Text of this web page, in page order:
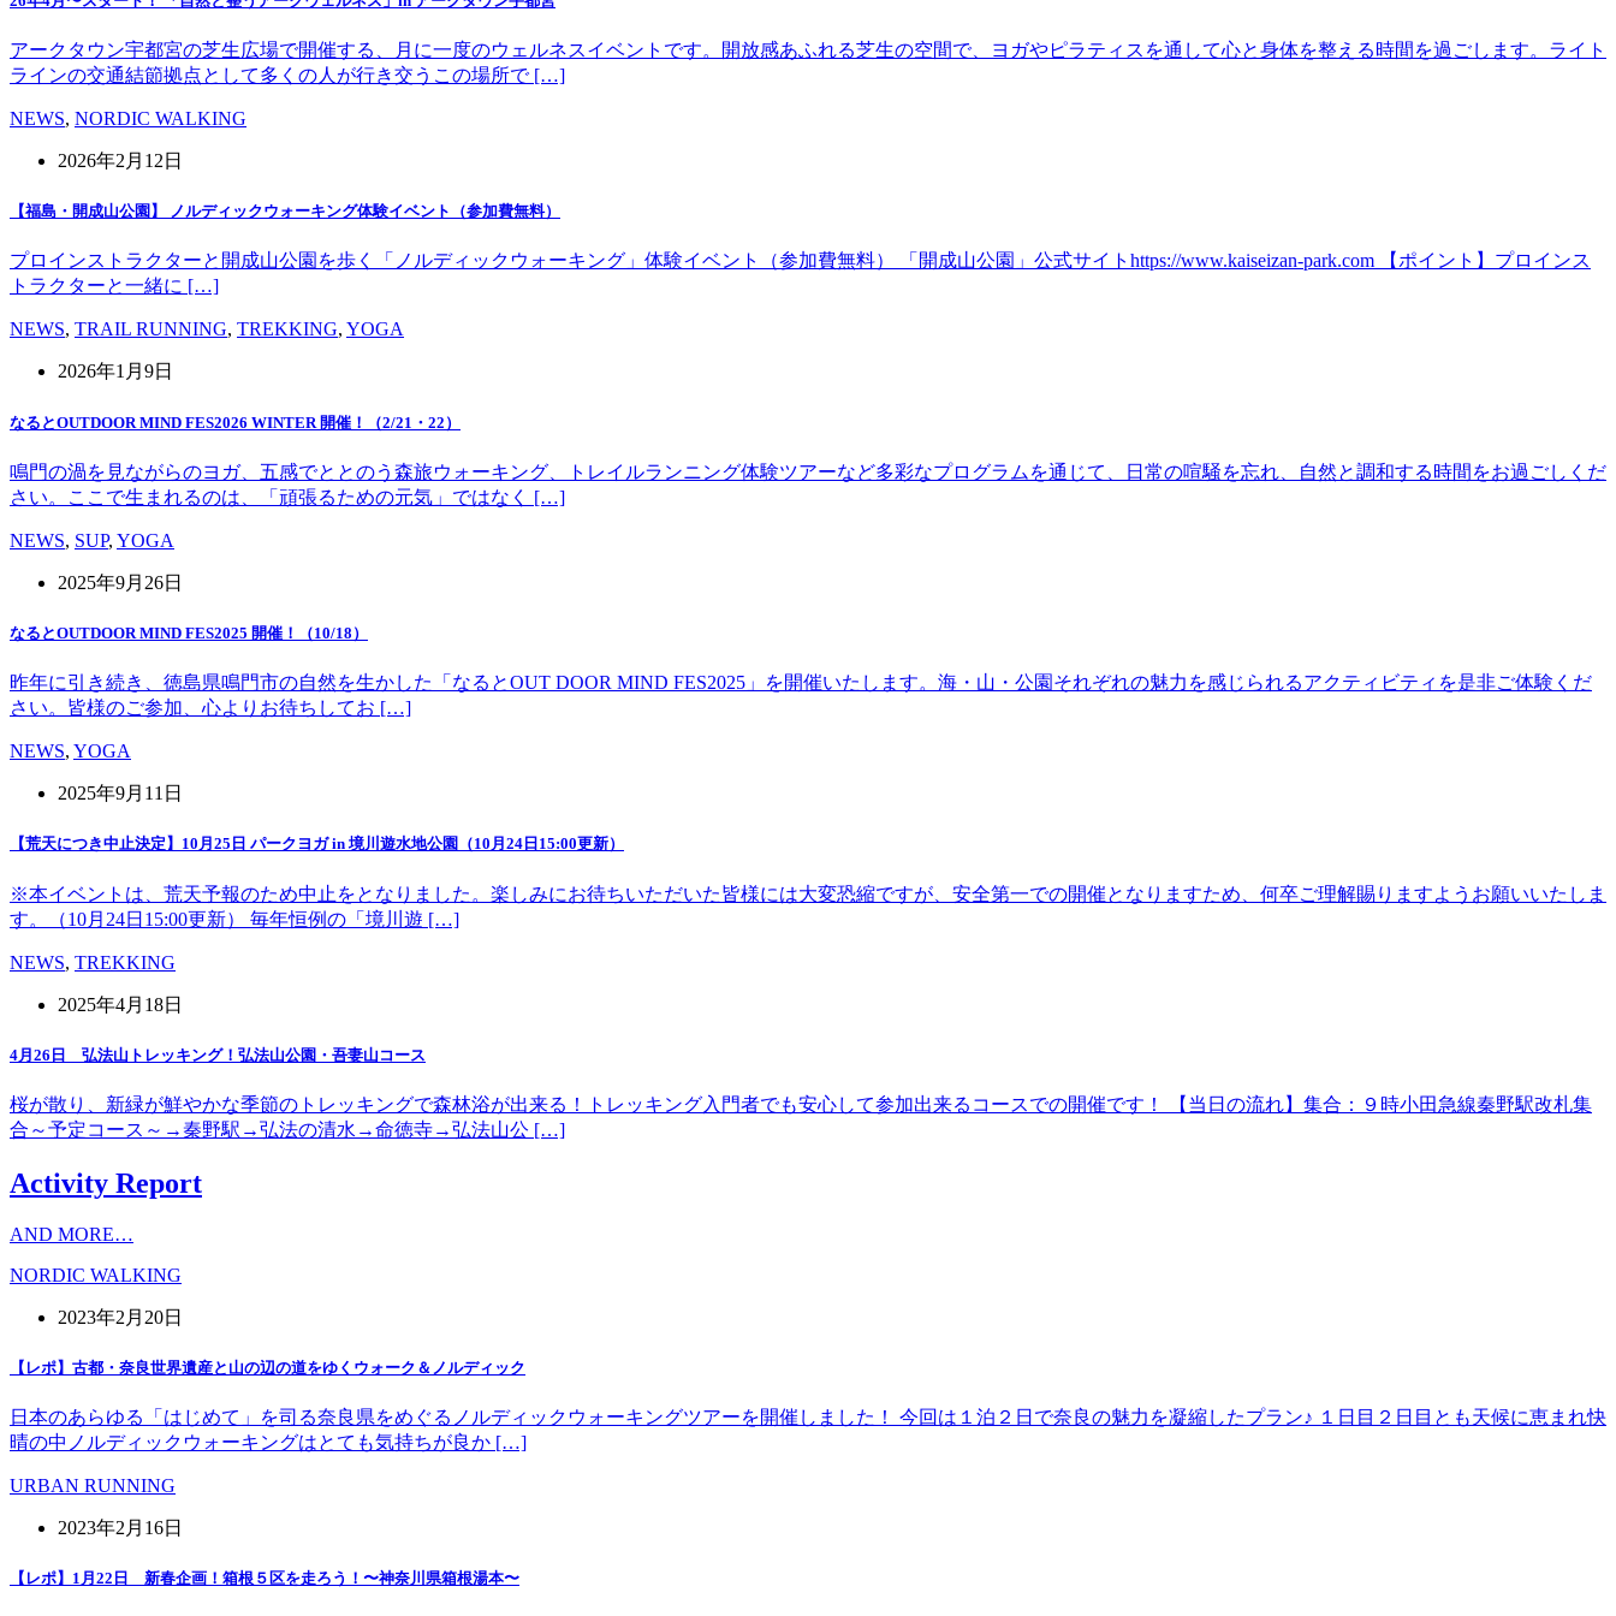
アークタウン宇都宮の芝生広場で開催する、月に一度のウェルネスイベントです。開放感あふれる芝生の空間で、ヨガやピラティスを通して心と身体を整える時間を過ごします。ライト
ラインの交通結節拠点として多くの人が行き交うこの場所で […]
NEWS, NORDIC WALKING
2026年2月12日
【福島・開成山公園】 ノルディックウォーキング体験イベント（参加費無料）
プロインストラクターと開成山公園を歩く「ノルディックウォーキング」体験イベント（参加費無料） 「開成山公園」公式サイトhttps://www.kaiseizan-park.com 【ポイント】プロインス
トラクターと一緒に […]
NEWS, TRAIL RUNNING, TREKKING, YOGA
2026年1月9日
なるとOUTDOOR MIND FES2026 WINTER 開催！（2/21・22）
鳴門の渦を見ながらのヨガ、五感でととのう森旅ウォーキング、トレイルランニング体験ツアーなど多彩なプログラムを通じて、日常の喧騒を忘れ、自然と調和する時間をお過ごしくだ
さい。ここで生まれるのは、「頑張るための元気」ではなく […]
NEWS, SUP, YOGA
2025年9月26日
なるとOUTDOOR MIND FES2025 開催！（10/18）
昨年に引き続き、徳島県鳴門市の自然を生かした「なるとOUT DOOR MIND FES2025」を開催いたします。海・山・公園それぞれの魅力を感じられるアクティビティを是非ご体験くだ
さい。皆様のご参加、心よりお待ちしてお […]
NEWS, YOGA
2025年9月11日
【荒天につき中止決定】10月25日 パークヨガ in 境川遊水地公園（10月24日15:00更新）
※本イベントは、荒天予報のため中止をとなりました。楽しみにお待ちいただいた皆様には大変恐縮ですが、安全第一での開催となりますため、何卒ご理解賜りますようお願いいたしま
す。（10月24日15:00更新） 毎年恒例の「境川遊 […]
NEWS, TREKKING
2025年4月18日
4月26日 弘法山トレッキング！弘法山公園・吾妻山コース
桜が散り、新緑が鮮やかな季節のトレッキングで森林浴が出来る！トレッキング入門者でも安心して参加出来るコースでの開催です！ 【当日の流れ】集合：９時小田急線秦野駅改札集
合～予定コース～→秦野駅→弘法の清水→命徳寺→弘法山公 […]
Activity Report
AND MORE…
NORDIC WALKING
2023年2月20日
【レポ】古都・奈良世界遺産と山の辺の道をゆくウォーク＆ノルディック
日本のあらゆる「はじめて」を司る奈良県をめぐるノルディックウォーキングツアーを開催しました！ 今回は１泊２日で奈良の魅力を凝縮したプラン♪ １日目２日目とも天候に恵まれ快
晴の中ノルディックウォーキングはとても気持ちが良か […]
URBAN RUNNING
2023年2月16日
【レポ】1月22日 新春企画！箱根５区を走ろう！〜神奈川県箱根湯本〜